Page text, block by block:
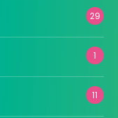
29
1
11